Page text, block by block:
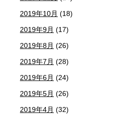
2019年10月 (18)
2019年9月 (17)
2019年8月 (26)
2019年7月 (28)
2019年6月 (24)
2019年5月 (26)
2019年4月 (32)